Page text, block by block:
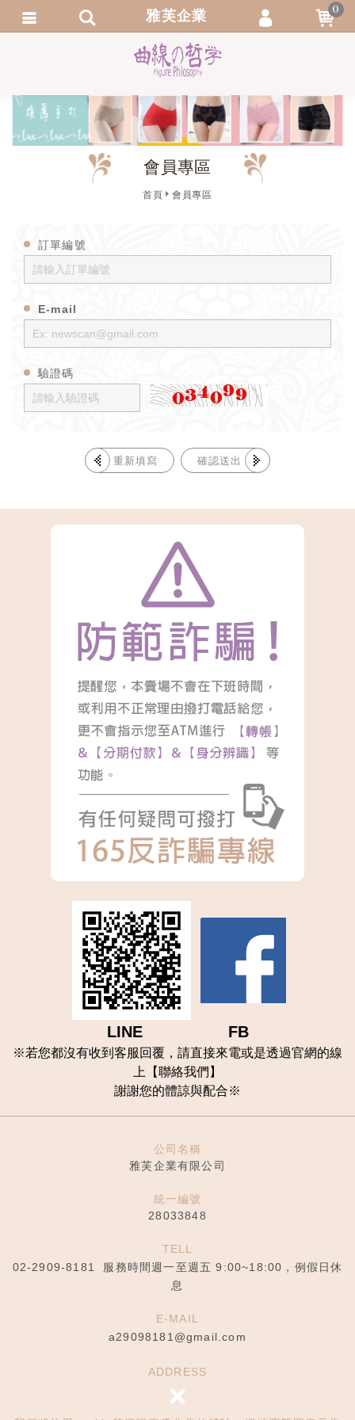
×
會員專區
首頁 會員專區
訂單編號
E-mail
驗證碼
重新填寫 確認送出
LINE FB
※若您都沒有收到客服回覆，請直接來電或是透過官網的線
上【聯絡我們 】
謝謝您的體諒與配合※
公司名稱
雅芙企業有限公司
統一編號
28033848
TELL
02-2909-8181
服務時間週一至週五 9:00~18:00，例假日休
息
E-MAIL
a29098181@gmail.com
ADDRESS
24344新北市泰山區泰林路二段306巷5號
雅芙企業 0
會員登入
會員註冊
忘記密碼
訂單查詢
追蹤清單
繁體中文